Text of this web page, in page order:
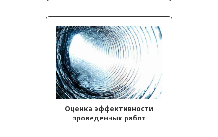
Оценка эффективности
проведенных работ